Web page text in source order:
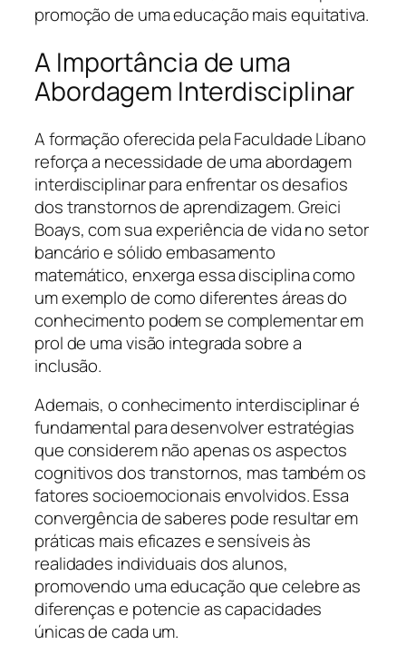
promoção de uma educação mais equitativa.
A Importância de uma
Abordagem Interdisciplinar
A formação oferecida pela Faculdade Líbano
reforça a necessidade de uma abordagem
interdisciplinar para enfrentar os desafios
dos transtornos de aprendizagem. Greici
Boays, com sua experiência de vida no setor
bancário e sólido embasamento
matemático, enxerga essa disciplina como
um exemplo de como diferentes áreas do
conhecimento podem se complementar em
prol de uma visão integrada sobre a
inclusão.
Ademais, o conhecimento interdisciplinar é
fundamental para desenvolver estratégias
que considerem não apenas os aspectos
cognitivos dos transtornos, mas também os
fatores socioemocionais envolvidos. Essa
convergência de saberes pode resultar em
práticas mais eficazes e sensíveis às
realidades individuais dos alunos,
promovendo uma educação que celebre as
diferenças e potencie as capacidades
únicas de cada um.